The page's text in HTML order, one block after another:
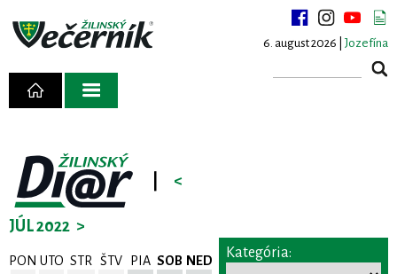
6. august 2026 | Jozefína
<
JÚL 2022 >
PON UTO STR ŠTV PIA SOB NED Kategória: